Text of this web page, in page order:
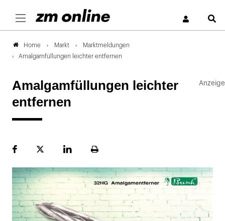
Home Markt
Marktmeldungen
Amalgamfüllungen leichter entfernen
Amalgamfüllungen leichter
entfernen
FacebookPlattformLinekdInSeite